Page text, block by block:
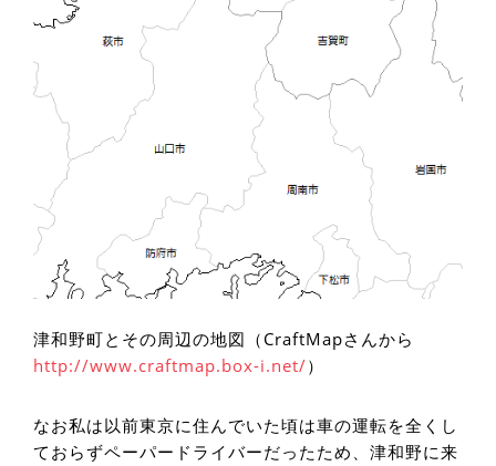
津和野町とその周辺の地図（CraftMapさんから
http://www.craftmap.box-i.net/）
なお私は以前東京に住んでいた頃は車の運転を全くし
ておらずペーパードライバーだったため、津和野に来